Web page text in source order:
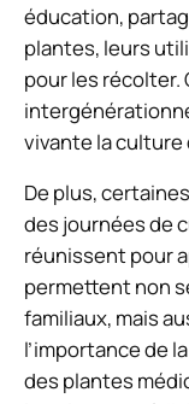
éducation,
plantes, leurs
pour les
vivante la
De plus,
des journées de
réunissent pour
permettent non
familiaux, mais
l’importance de
des plantes